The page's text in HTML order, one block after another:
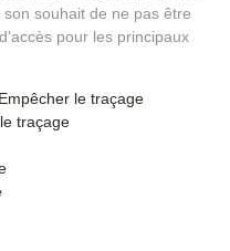
souhait de ne pas être
pour les principaux
Empêcher le traçage
traçage